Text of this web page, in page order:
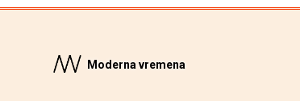
Moderna vremena